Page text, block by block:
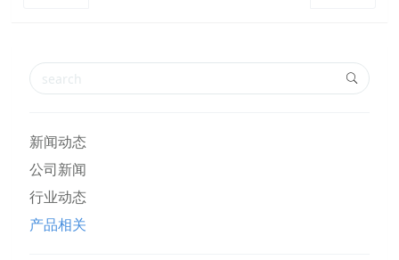
新闻动态
公司新闻
行业动态
产品相关